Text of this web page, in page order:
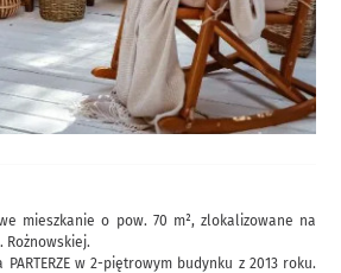
mieszkanie o pow. 70 m², zlokalizowane na
Rożnowskiej.
w 2-piętrowym budynku z 2013 roku.